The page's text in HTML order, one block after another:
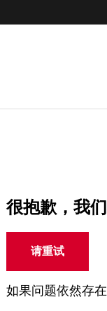
很抱歉，我
请重试
如果问题依然存